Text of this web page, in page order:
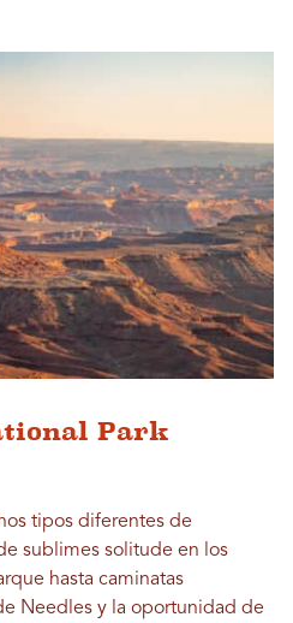
Park
tipos diferentes de
sublimes solitude en los
hasta caminatas
Needles y la oportunidad de